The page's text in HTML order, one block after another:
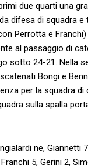
due quarti una
difesa di squadra
Perrotta e
al passaggio di
sotto 24-21. Nella
Bongi e
per la squadra di
sulla spalla
ne, Giannetti
5, Gerini 2,